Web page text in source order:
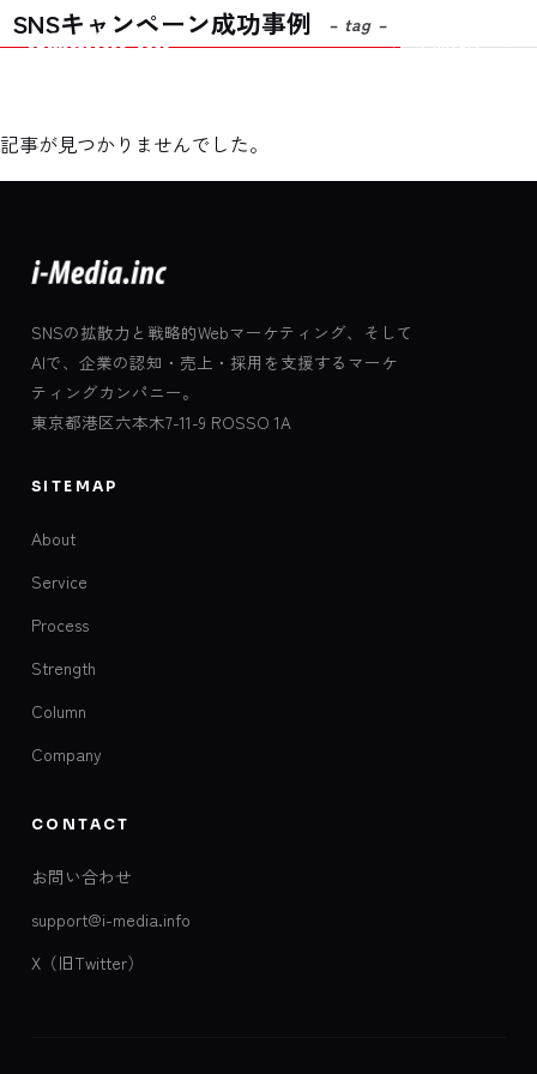
Contact
SNSキャンペーン成功事例 – tag –
記事が見つかりませんでした。
SNSの拡散力と戦略的Webマーケティング、そして
AIで、企業の認知・売上・採用を支援するマーケ
ティングカンパニー。
東京都港区六本木7-11-9 ROSSO 1A
SITEMAP
About
Service
Process
Strength
Column
Company
CONTACT
お問い合わせ
support@i-media.info
X（旧Twitter）